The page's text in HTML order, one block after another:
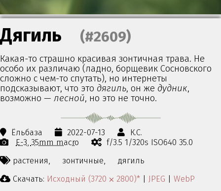
Дягиль (#2609)
Какая-то страшно красивая зонтичная трава. Не
особо их различаю (ладно, борщевик Сосновского
сложно с чем-то спутать), но интернеты
подсказывают, что это дягиль, он же дудник,
возможно — лесной, но это не точно.
Ёльбаза 2022-07-13
К.С.
E-3 35mm macro
f/3.5 1/320s ISO640 35.0
растения,
зонтичные,
дягиль
Скачать: Исходный (3720 ⨉ 2800)* | JPEG | WebP